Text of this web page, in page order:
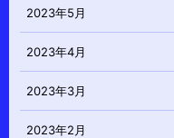
2023年5月
2023年4月
2023年3月
2023年2月